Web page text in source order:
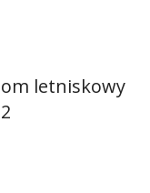
letniskowy